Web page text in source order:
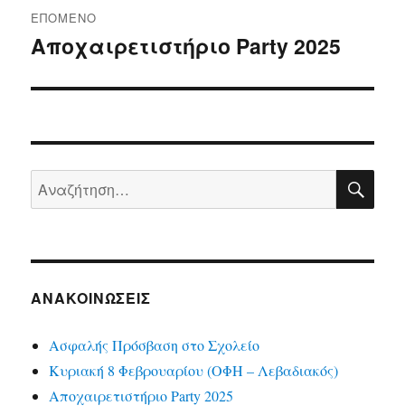
ΕΠΌΜΕΝΟ
Επόμενο
Αποχαιρετιστήριο Party 2025
Αναζήτηση
για:
ΑΝΑΚΟΙΝΏΣΕΙΣ
Ασφαλής Πρόσβαση στο Σχολείο
Κυριακή 8 Φεβρουαρίου (ΟΦΗ – Λεβαδιακός)
Αποχαιρετιστήριο Party 2025